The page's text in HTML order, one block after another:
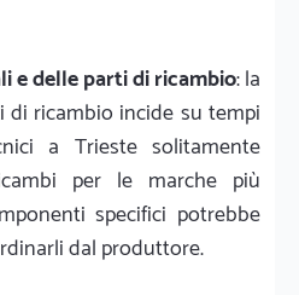
e delle parti di ricambio: la
di ricambio incide su tempi
a Trieste solitamente
per le marche più
specifici potrebbe
dal produttore.